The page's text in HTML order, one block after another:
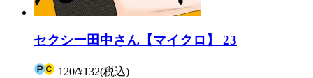
セクシー田中さん【マイクロ】 23
120/¥132(税込)